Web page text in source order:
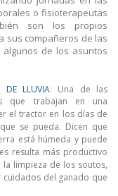
o fisioterapeutas
son los propios
sus compañeros de las
de los asuntos
DE LLUVIA: Una de las
que trabajan en una
el tractor en los días de
se pueda. Dicen que
está húmeda y puede
resulta más productivo
limpieza de los soutos,
cuidados del ganado que